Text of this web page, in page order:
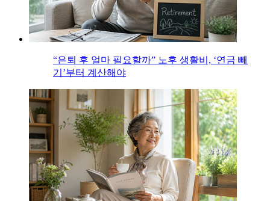
“은퇴 후 얼마 필요할까” 노후 생활비, ‘연금 빼
기’부터 계산해야